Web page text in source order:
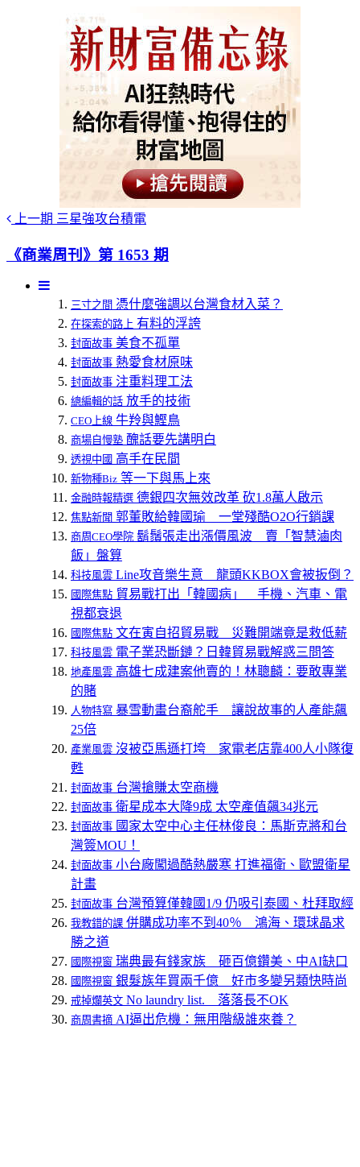
上一期 三星強攻台積電
《商業周刊》第 1653 期
三寸之間 憑什麼強調以台灣食材入菜？
在探索的路上 有料的浮誇
封面故事 美食不孤單
封面故事 熱愛食材原味
封面故事 注重料理工法
總編輯的話 放手的技術
CEO上線 牛羚與鰹鳥
商場自慢塾 醜話要先講明白
透視中國 高手在民間
新物種Biz 等一下與馬上來
金融時報精選 德銀四次無效改革 砍1.8萬人啟示
焦點新聞 郭董敗給韓國瑜 一堂殘酷O2O行銷課
商周CEO學院 鬍鬚張走出漲價風波 賣「智慧滷肉
飯」盤算
科技風雲 Line攻音樂生意 龍頭KKBOX會被扳倒？
國際焦點 貿易戰打出「韓國病」 手機、汽車、電
視都衰退
國際焦點 文在寅自招貿易戰 災難開端竟是救低薪
科技風雲 電子業恐斷鏈？日韓貿易戰解惑三問答
地產風雲 高雄七成建案他賣的！林聰麟：要敢專業
的賭
人物特寫 暴雪動畫台裔舵手 讓說故事的人產能飆
25倍
產業風雲 沒被亞馬遜打垮 家電老店靠400人小隊復
甦
封面故事 台灣搶賺太空商機
封面故事 衛星成本大降9成 太空產值飆34兆元
封面故事 國家太空中心主任林俊良：馬斯克將和台
灣簽MOU！
封面故事 小台廠闖過酷熱嚴寒 打進福衛、歐盟衛星
計畫
封面故事 台灣預算僅韓國1/9 仍吸引泰國、杜拜取經
我教錯的課 併購成功率不到40％ 鴻海、環球晶求
勝之道
國際視窗 瑞典最有錢家族 砸百億鑽美、中AI缺口
國際視窗 銀髮族年買兩千億 好市多變另類快時尚
戒掉爛英文 No laundry list. 落落長不OK
商周書摘 AI逼出危機：無用階級誰來養？